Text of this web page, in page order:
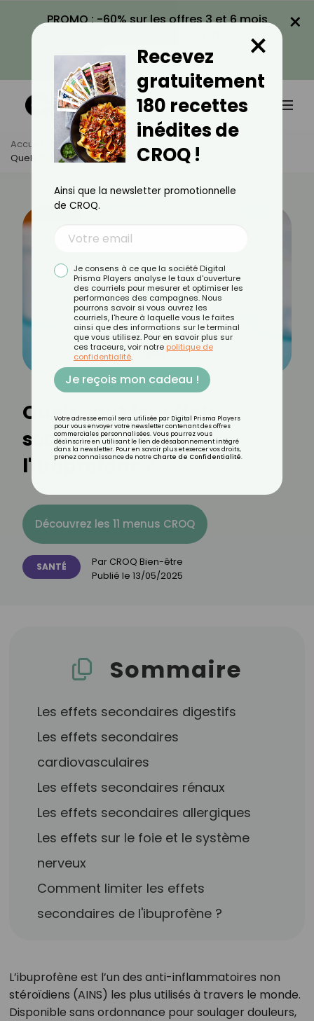
PROMO : -60% sur les offres 3 et 6 mois
VOIR LA PROMO
×
Accueil Actus
Santé
Quels Sont Les Effets Secondaires De L'ibuprofène ?
Quels sont les effets
secondaires de
l'ibuprofène ?
Découvrez les 11 menus CROQ
SANTÉ Par CROQ Bien-être
Publié le 13/05/2025
Sommaire
Les effets secondaires digestifs
Les effets secondaires
cardiovasculaires
Les effets secondaires rénaux
Les effets secondaires allergiques
Les effets sur le foie et le système
nerveux
Comment limiter les effets
secondaires de l'ibuprofène ?
L’ibuprofène est l’un des anti-inflammatoires non
stéroïdiens (AINS) les plus utilisés à travers le monde.
Disponible sans ordonnance pour soulager douleurs,
Recevez
gratuitement
180 recettes
inédites de
CROQ !
×
Ainsi que la newsletter promotionnelle
de CROQ.
Je consens à ce que la société Digital
Prisma Players analyse le taux d'ouverture
des courriels pour mesurer et optimiser les
performances des campagnes. Nous
pourrons savoir si vous ouvrez les
courriels, l'heure à laquelle vous le faites
ainsi que des informations sur le terminal
que vous utilisez. Pour en savoir plus sur
ces traceurs, voir notre politique de
confidentialité.
Je reçois mon cadeau !
Votre adresse email sera utilisée par Digital Prisma Players
pour vous envoyer votre newsletter contenant des offres
commerciales personnalisées. Vous pourrez vous
désinscrire en utilisant le lien de désabonnement intégré
dans la newsletter. Pour en savoir plus et exercer vos droits,
prenez connaissance de notre Charte de Confidentialité.